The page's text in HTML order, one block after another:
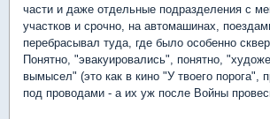
части и даже отдельные подразделения с
участков и срочно, на автомашинах,
перебрасывал туда, где было особенно
Понятно, "эвакуировались", понятно,
вымысел" (это как в кино "У твоего порога",
под проводами - а их уж после Войны